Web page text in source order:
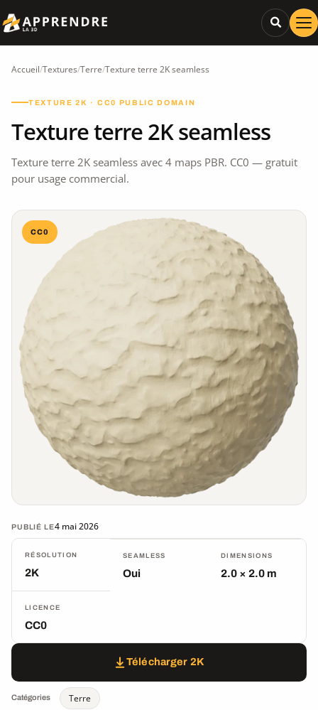
Accueil/Textures/Terre/Texture terre 2K seamless
TEXTURE 2K · CC0 PUBLIC DOMAIN
Texture terre 2K seamless
Texture terre 2K seamless avec 4 maps PBR. CC0 — gratuit
pour usage commercial.
CC0
PUBLIÉ LE4 mai 2026
RÉSOLUTION
2K
SEAMLESS
Oui
DIMENSIONS
2.0 × 2.0 m
LICENCE
CC0
Télécharger 2K
Catégories Terre